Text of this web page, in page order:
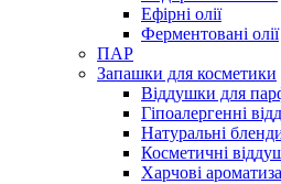
Ефірні олії
Ферментовані олії
ПАР
Запашки для косметики
Віддушки для
Гіпоалергенні
Натуральні
Косметичні
Харчові